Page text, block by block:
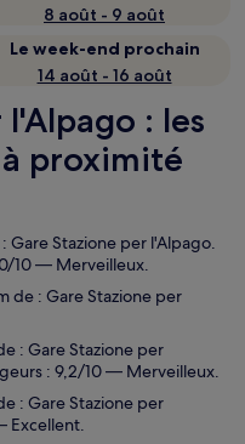
8 août - 9 août
Le week-end prochain
14 août - 16 août
: les
proximité
Gare Stazione per l'Alpago.
10 — Merveilleux.
de : Gare Stazione per
: Gare Stazione per
: 9,2/10 — Merveilleux.
: Gare Stazione per
Excellent.